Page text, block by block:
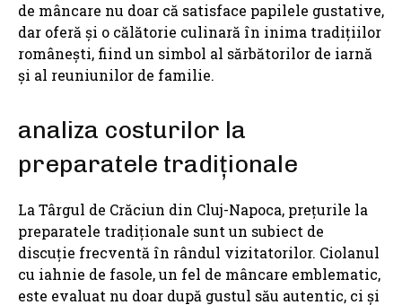
de mâncare nu doar că satisface papilele gustative,
dar oferă și o călătorie culinară în inima tradițiilor
românești, fiind un simbol al sărbătorilor de iarnă
și al reuniunilor de familie.
analiza costurilor la
preparatele tradiționale
La Târgul de Crăciun din Cluj-Napoca, prețurile la
preparatele tradiționale sunt un subiect de
discuție frecventă în rândul vizitatorilor. Ciolanul
cu iahnie de fasole, un fel de mâncare emblematic,
este evaluat nu doar după gustul său autentic, ci și